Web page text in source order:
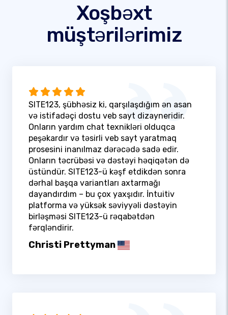
Xoşbəxt
müştərilərimiz
SITE123, şübhəsiz ki, qarşılaşdığım ən asan
və istifadəçi dostu veb sayt dizayneridir.
Onların yardım chat texnikləri olduqca
peşəkardır və təsirli veb sayt yaratmaq
prosesini inanılmaz dərəcədə sadə edir.
Onların təcrübəsi və dəstəyi həqiqətən də
üstündür. SITE123-ü kəşf etdikdən sonra
dərhal başqa variantları axtarmağı
dayandırdım – bu çox yaxşıdır. İntuitiv
platforma və yüksək səviyyəli dəstəyin
birləşməsi SITE123-ü rəqabətdən
fərqləndirir.
Christi Prettyman